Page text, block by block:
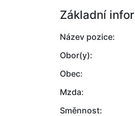
Základní
Název pozice:
Obor(y):
Obec:
Mzda:
Směnnost: